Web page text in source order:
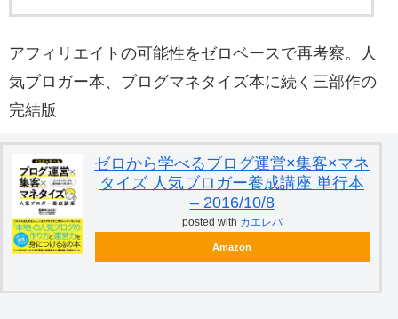
アフィリエイトの可能性をゼロベースで再考察。人
気ブロガー本、ブログマネタイズ本に続く三部作の
完結版
ゼロから学べるブログ運営×集客×マネ
タイズ 人気ブロガー養成講座 単行本
– 2016/10/8
posted with カエレバ
Amazon